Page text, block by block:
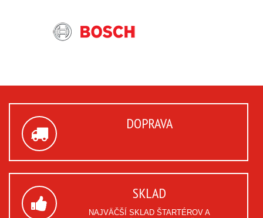
DOPRAVA
SKLAD
NAJVÄČŠÍ SKLAD ŠTARTÉROV A